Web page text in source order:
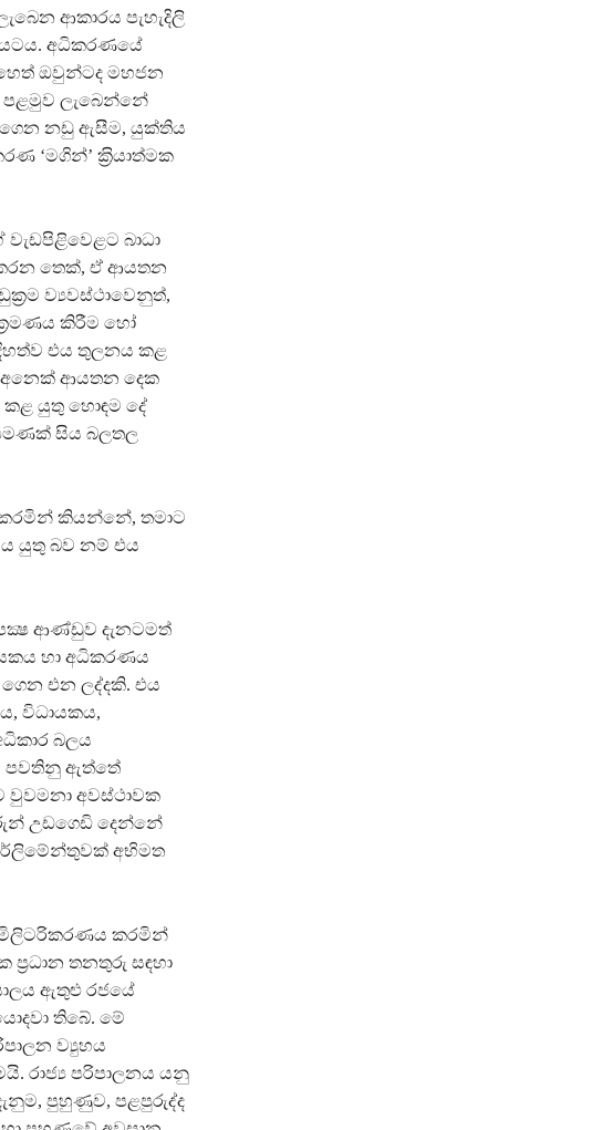
ආකාරය පැහැදිලි
අධිකරණයේ
ඔවුන්ටද මහජන
පළමුව ලැබෙන්නේ
නඩු ඇසීම, යුක්තිය
‘මගින්’ ක‍්‍රියාත්මක
බාධා
තෙක්, ඒ ආයතන
ව්‍යවස්ථාවෙනුත්,
කිරීම හෝ
එය තුලනය කළ
අනෙක් ආයතන දෙක
කළ යුතු හොඳම දේ
සිය බලතල
කරමින් කියන්නේ, තමාට
යුතු බව නම් එය
ආණ්ඩුව දැනටමත්
හා අධිකරණය
එන ලද්දකි. එය
විධායකය,
බලය
පවතිනු ඇත්තේ
වුවමනා අවස්ථාවක
උඩගෙඩි දෙන්නේ
අභිමත
මිලිටරිකරණය කරමින්
තනතුරු සඳහා
ඇතුළු රජයේ
තිබේ. මේ
ව්‍යුහය
රාජ්‍ය පරිපාලනය යනු
පුහුණුව, පළපුරුද්ද